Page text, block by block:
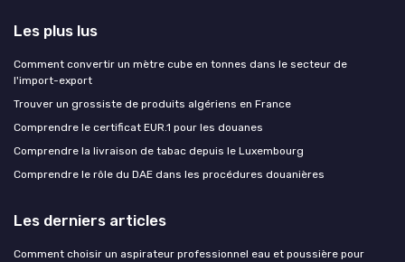
Les plus lus
Comment convertir un mètre cube en tonnes dans le secteur de
l'import-export
Trouver un grossiste de produits algériens en France
Comprendre le certificat EUR.1 pour les douanes
Comprendre la livraison de tabac depuis le Luxembourg
Comprendre le rôle du DAE dans les procédures douanières
Les derniers articles
Comment choisir un aspirateur professionnel eau et poussière pour